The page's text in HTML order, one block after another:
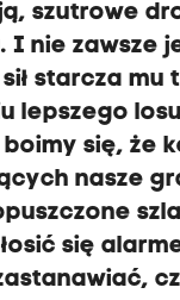
szutrowe
I nie zawsze
starcza
lepszego
się, że
nasze
się